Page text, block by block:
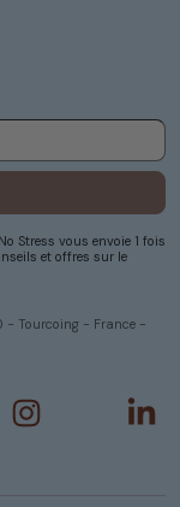
- Tourcoing - France -
Stress vous envoie 1 fois
et offres sur le